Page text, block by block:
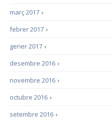
›
març 2017
›
febrer 2017
›
gener 2017
›
desembre 2016
›
novembre 2016
›
octubre 2016
›
setembre 2016